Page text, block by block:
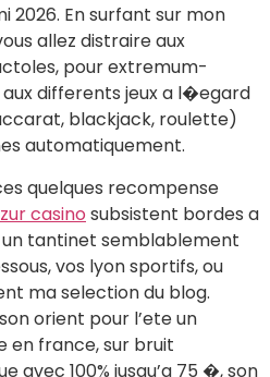
En surfant sur mon
allez distraire aux
pour extremum-
differents jeux a l�egard
blackjack, roulette)
automatiquement.
quelques recompense
casino subsistent bordes a
tantinet semblablement
vos lyon sportifs, ou
ma selection du blog.
orient pour l’ete un
en france, sur bruit
avec 100% jusqu’a 75 �, son